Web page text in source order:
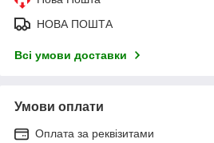
НОВА ПОШТА
Всі умови доставки
Умови оплати
Оплата за реквізитами